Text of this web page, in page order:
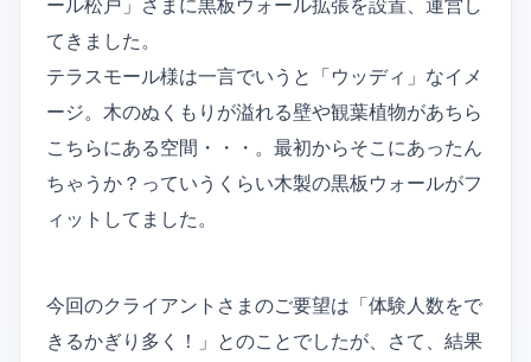
てきました。
テラスモール様は一言でいうと「ウッディ」なイメ
ージ。木のぬくもりが溢れる壁や観葉植物があちら
こちらにある空間・・・。最初からそこにあったん
ちゃうか？っていうくらい木製の黒板ウォールがフ
ィットしてました。
今回のクライアントさまのご要望は「体験人数をで
きるかぎり多く！」とのことでしたが、さて、結果